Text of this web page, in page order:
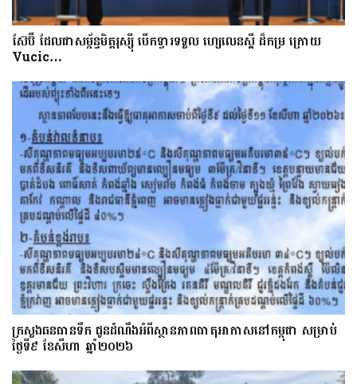
ស៊ែប៊ី​ ដែល​ជា​សម្ព័ន្ធមិត្តរុស្ស៊ី បើក​ទ្វារទទួល​ ហ្សេលេនស្គី​​ ដ៏​កម្រ ក្រោយ
Vucic…
ក្រសួងធនធានទឹក ជូនដំណឹងអំពីស្ថានភាពធាតុអាកាសនៅកម្ពុជា សម្រាប់
ថ្ងៃទី៩ ខែសីហា ឆ្នាំ២០២៦